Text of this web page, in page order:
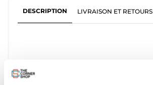
DESCRIPTION LIVRAISON ET RETOURS